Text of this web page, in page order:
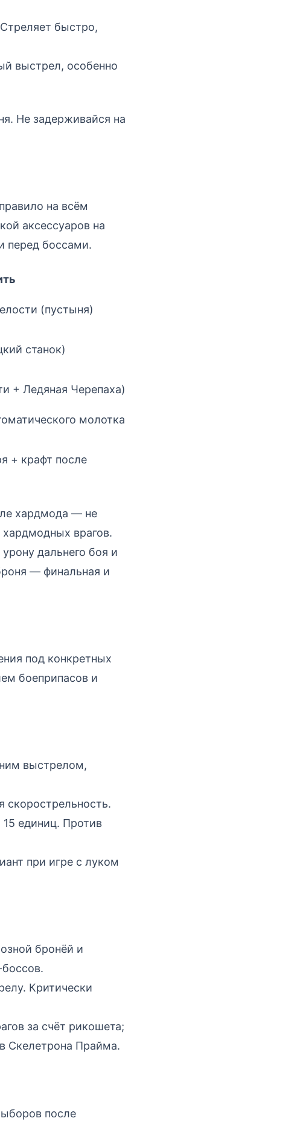
быстро,
выстрел, особенно
Не задерживайся на
на всём
аксессуаров на
перед боссами.
(пустыня)
станок)
+ Ледяная Черепаха)
молотка
+ крафт после
хардмода — не
врагов.
дальнего боя и
— финальная и
под конкретных
боеприпасов и
выстрелом,
единиц. Против
при игре с луком
бронёй и
Критически
за счёт рикошета;
Скелетрона Прайма.
после